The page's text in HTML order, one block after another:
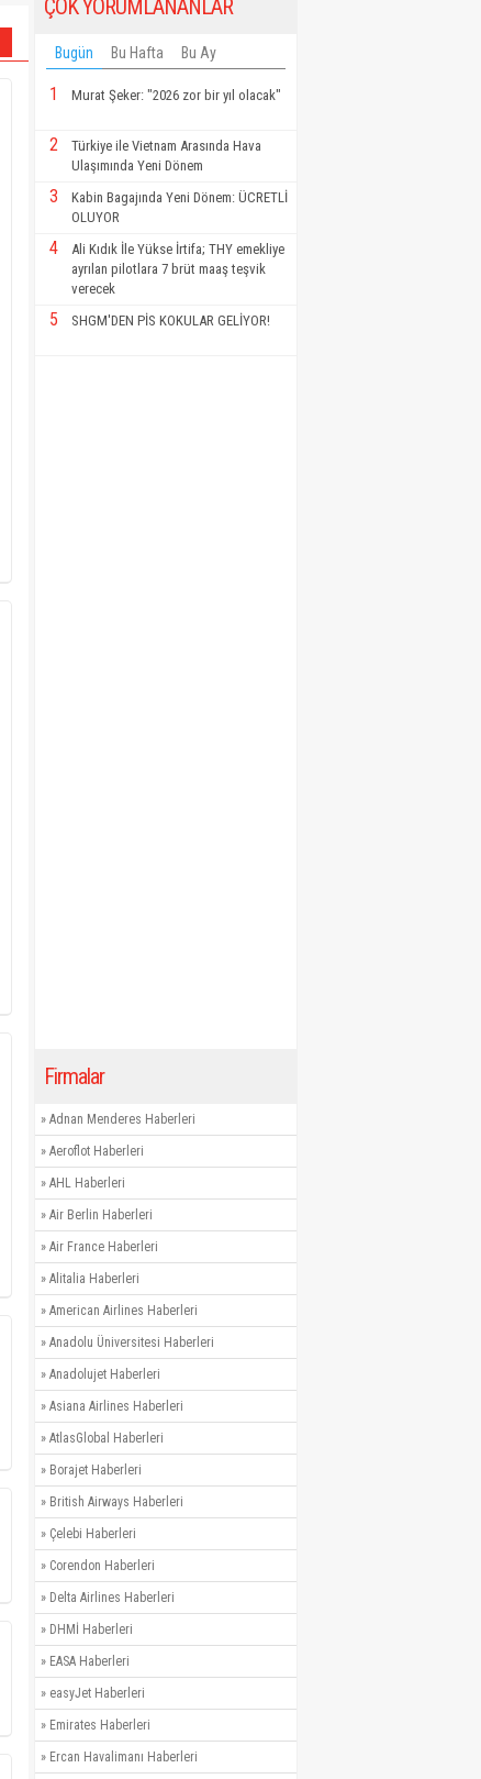
ÇOK YORUMLANANLAR
Bugün Bu Hafta Bu Ay
1 Murat Şeker: "2026 zor bir yıl olacak"
2
Türkiye ile Vietnam Arasında Hava
Ulaşımında Yeni Dönem
3
Kabin Bagajında Yeni Dönem: ÜCRETLİ
OLUYOR
4
Ali Kıdık İle Yükse İrtifa; THY emekliye
ayrılan pilotlara 7 brüt maaş teşvik
verecek
5 SHGM'DEN PİS KOKULAR GELİYOR!
Firmalar
» Adnan Menderes Haberleri
» Aeroflot Haberleri
» AHL Haberleri
» Air Berlin Haberleri
» Air France Haberleri
» Alitalia Haberleri
» American Airlines Haberleri
» Anadolu Üniversitesi Haberleri
» Anadolujet Haberleri
» Asiana Airlines Haberleri
» AtlasGlobal Haberleri
» Borajet Haberleri
» British Airways Haberleri
» Çelebi Haberleri
» Corendon Haberleri
» Delta Airlines Haberleri
» DHMİ Haberleri
» EASA Haberleri
» easyJet Haberleri
» Emirates Haberleri
» Ercan Havalimanı Haberleri